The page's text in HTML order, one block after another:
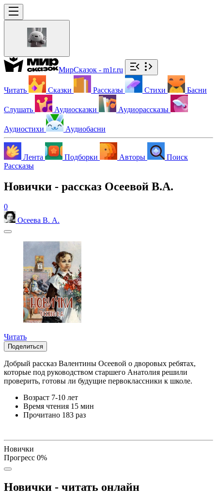
МирСказок - m1r.ru
Читать Сказки Рассказы Стихи Басни
Слушать Аудиосказки Аудиорассказы
Аудиостихи Аудиобасни
Лента Подборки Авторы
Поиск
Рассказы
Новички - рассказ Осеевой В.А.
0
Осеева В. А.
Читать
Поделиться
Добрый рассказ Валентины Осеевой о дворовых ребятах,
которые под руководством старшего Анатолия решили
проверить, готовы ли будущие первоклассники к школе.
Возраст 7-10 лет
Время чтения 15 мин
Прочитано 183 раз
Новички
Прогресс 0%
Новички - читать онлайн